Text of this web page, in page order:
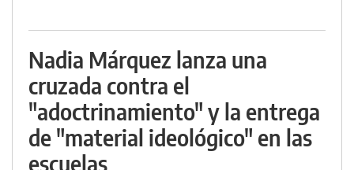
Nadia Márquez lanza una
cruzada contra el
"adoctrinamiento" y la entrega
de "material ideológico" en las
escuelas